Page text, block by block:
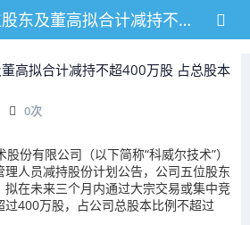
科威尔技术五位股东及董高拟合计减持不超400万股 占总股本3.67%
高拟合计减持不超400万股 占总股本
0次
份有限公司（以下简称“科威尔技术”）
人员减持股份计划公告，公司五位股东
在未来三个月内通过大宗交易或集中竞
400万股，占公司总股本比例不超过